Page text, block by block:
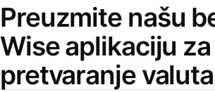
Preuzmite našu
Wise aplikaciju za
pretvaranje valuta